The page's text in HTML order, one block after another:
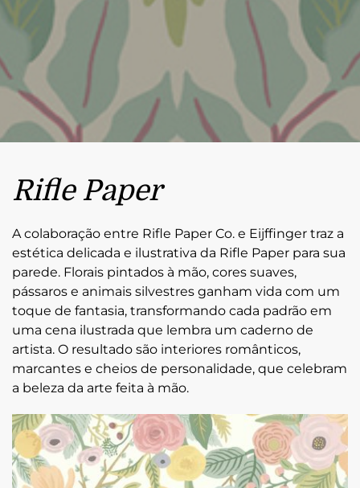
Rifle Paper
A colaboração entre Rifle Paper Co. e Eijffinger traz a
estética delicada e ilustrativa da Rifle Paper para sua
parede. Florais pintados à mão, cores suaves,
pássaros e animais silvestres ganham vida com um
toque de fantasia, transformando cada padrão em
uma cena ilustrada que lembra um caderno de
artista. O resultado são interiores românticos,
marcantes e cheios de personalidade, que celebram
a beleza da arte feita à mão.